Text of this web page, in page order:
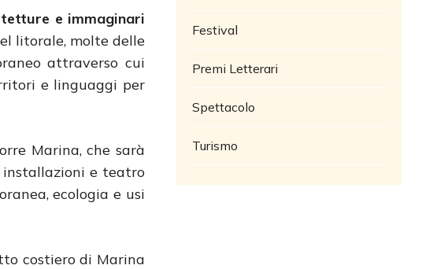
e immaginari
litorale, molte delle
attraverso cui
e linguaggi per
Marina, che sarà
e teatro
ecologia e usi
costiero di Marina
Festival
Premi Letterari
Spettacolo
Turismo